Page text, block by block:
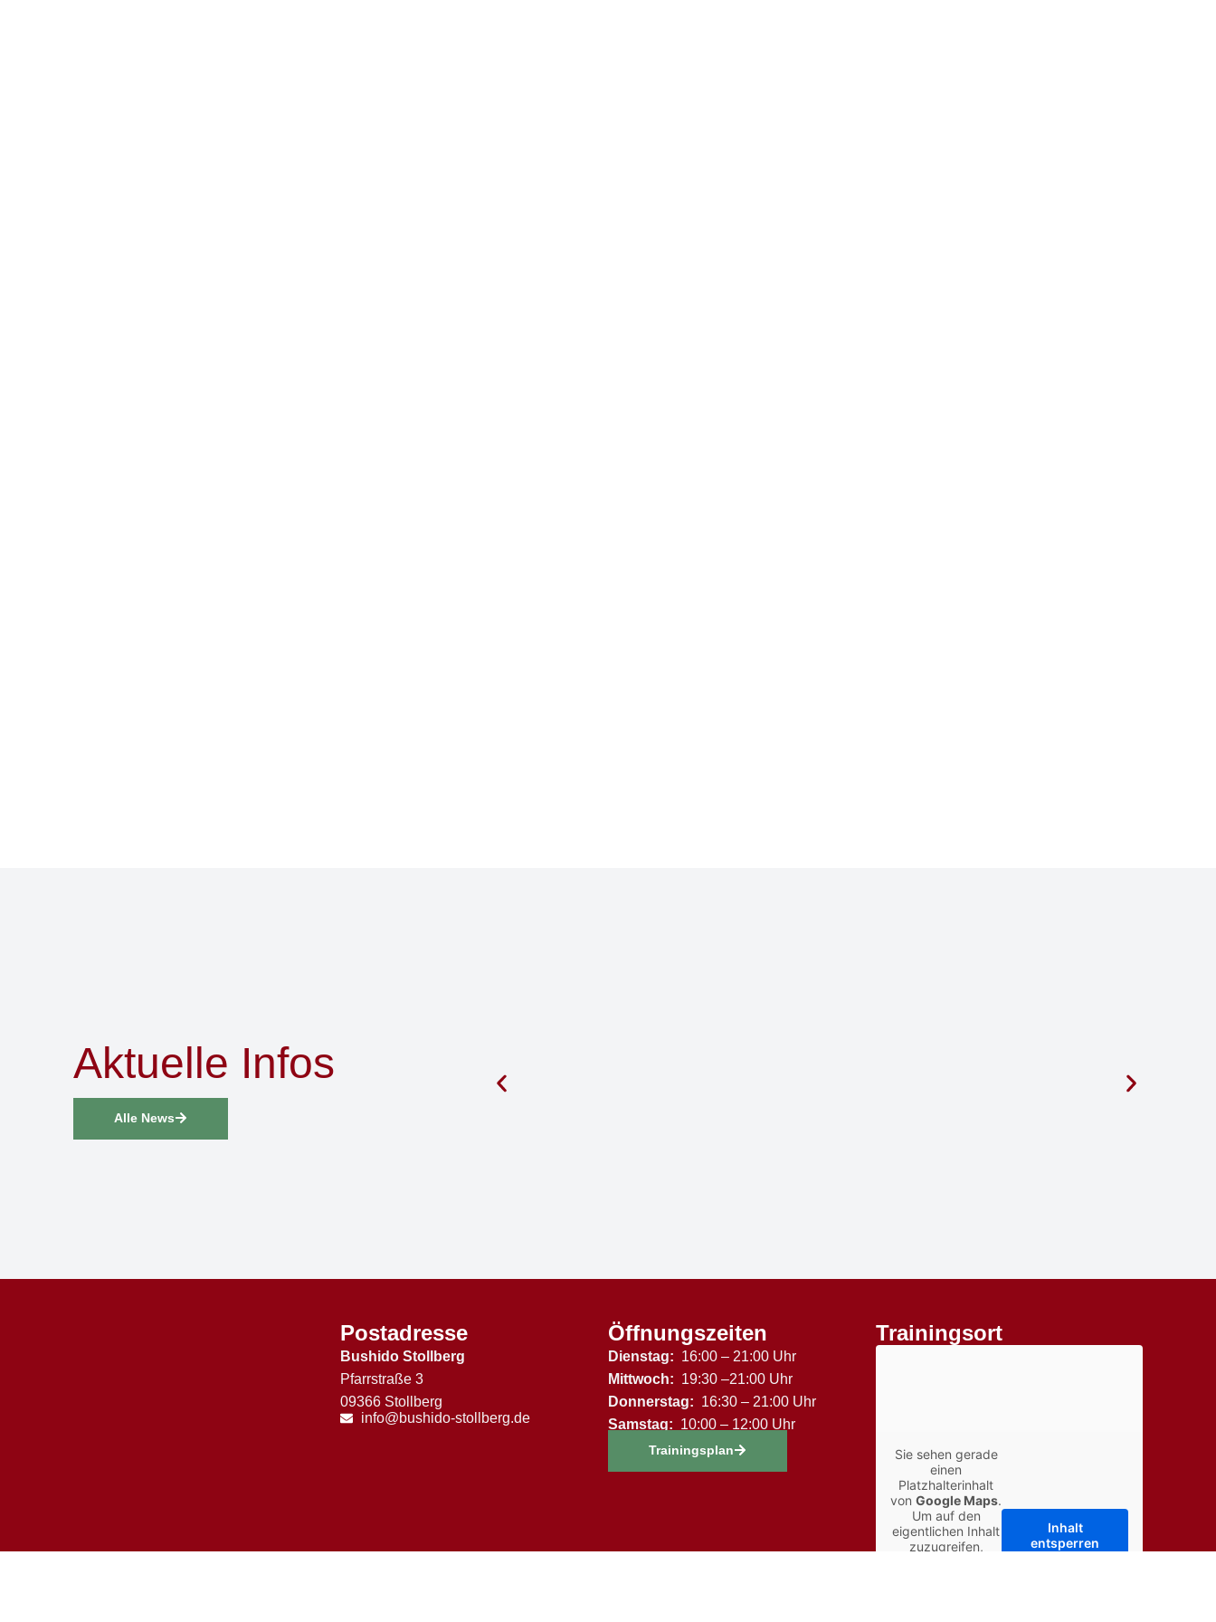
Aktuelle Infos
Alle News
Postadresse
Bushido Stollberg
Pfarrstraße 3
09366 Stollberg
info@bushido-stollberg.de
Öffnungszeiten
Dienstag: 16:00 – 21:00 Uhr
Mittwoch: 19:30 –21:00 Uhr
Donnerstag: 16:30 – 21:00 Uhr
Samstag: 10:00 – 12:00 Uhr
Trainingsplan
Trainingsort
Sie sehen gerade
einen
Platzhalterinhalt
vonGoogle Maps.
Um auf den
eigentlichen Inhalt
zuzugreifen,
Inhalt
entsperren